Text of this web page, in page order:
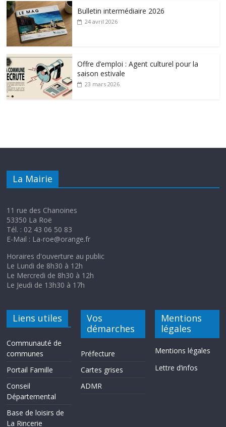
Bulletin intermédiaire 2026
24 avril 2026
Offre d’emploi : Agent culturel pour la
saison estivale
23 mars 2026
La Mairie
11 rue des Chanoines
53350 La Roë
Tél. : 02 43 06 50 83
E-Mail : La-roe@orange.fr
Horaires d'ouverture au public
Le Lundi de 8h30 à 12h
Le Mercredi de 8h30 à 12h
Le Jeudi de 13h30 à 17h
Liens utiles
Communauté de
communes
Portail Famille
Conseil
Départemental
Base de loisirs de
La Rincerie
Vos
démarches
Préfecture
Cartes grises
ADMR
Mentions
légales
Mentions légales
Lettre d’infos